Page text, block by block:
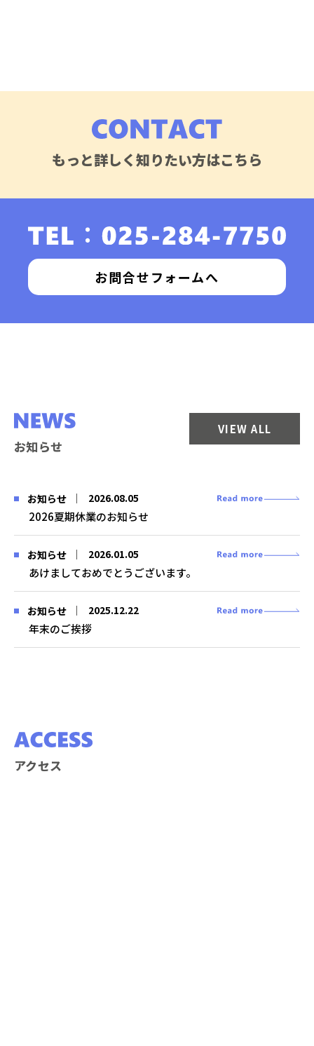
もっと詳しく知りたい方はこちら
お問合せフォームへ
お知らせ
VIEW ALL
お知らせ 2026.08.05
2026夏期休業のお知らせ
お知らせ 2026.01.05
あけましておめでとうございます。
お知らせ 2025.12.22
年末のご挨拶
アクセス